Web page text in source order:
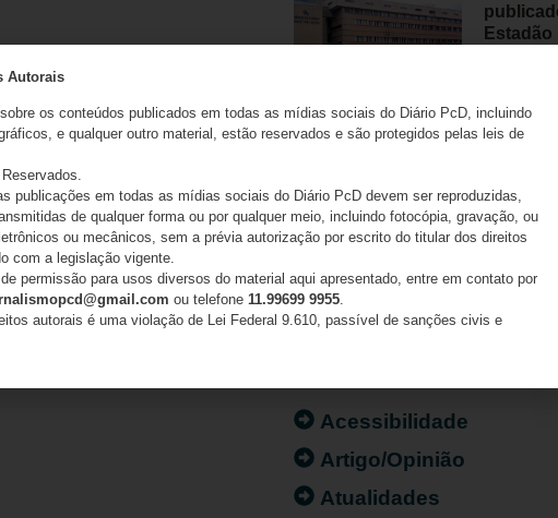
06/08/2026
médico
perda
pessoas
05/08/2026
Acessibilidade
Artigo/Opinião
Atualidades
Autorais
os conteúdos publicados em todas as mídias sociais do Diário PcD, incluindo
e qualquer outro material, estão reservados e são protegidos pelas leis de
publicações em todas as mídias sociais do Diário PcD devem ser reproduzidas,
de qualquer forma ou por qualquer meio, incluindo fotocópia, gravação, ou
ou mecânicos, sem a prévia autorização por escrito do titular dos direitos
com a legislação vigente.
permissão para usos diversos do material aqui apresentado, entre em contato por
ou telefone 11.99699 9955.
autorais é uma violação de Lei Federal 9.610, passível de sanções civis e